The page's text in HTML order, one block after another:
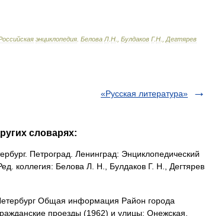
энциклопедия Белова Л Н Булдаков Г.Н
Дегтярев
«Русская литература»
словарях:
Петроград. Ленинград: Энциклопедический
коллегия: Белова Л. Н., Булдаков Г. Н., Дегтярев
Общая информация Район города
проезды (1962) и улицы: Онежская,